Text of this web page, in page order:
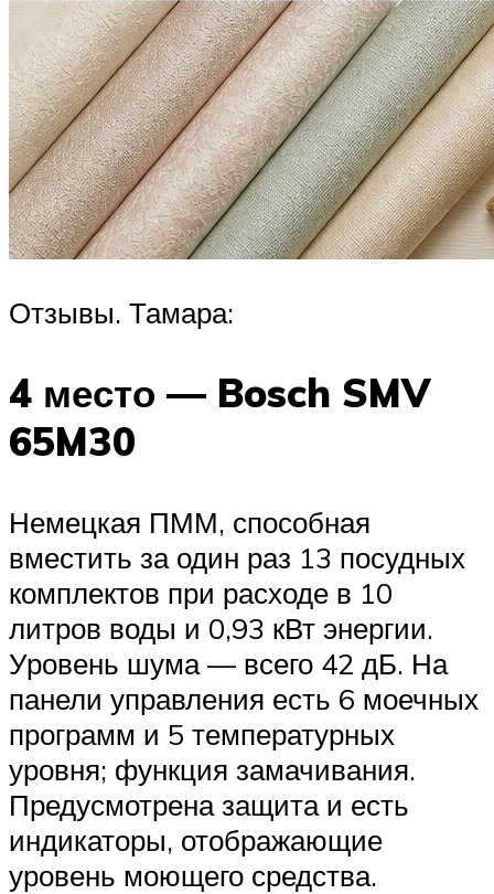
Отзывы. Тамара:
4 место — Bosch SMV
65M30
Немецкая ПММ, способная
вместить за один раз 13 посудных
комплектов при расходе в 10
литров воды и 0,93 кВт энергии.
Уровень шума — всего 42 дБ. На
панели управления есть 6 моечных
программ и 5 температурных
уровня; функция замачивания.
Предусмотрена защита и есть
индикаторы, отображающие
уровень моющего средства.